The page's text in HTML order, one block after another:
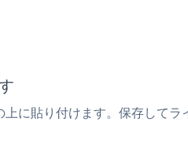
に貼り付けます。保存して